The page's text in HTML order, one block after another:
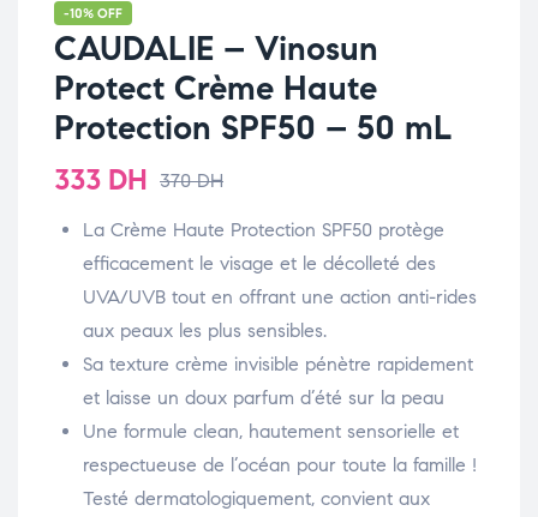
-10% OFF
CAUDALIE – Vinosun
Protect Crème Haute
Protection SPF50 – 50 mL
370DH
333 DH
La Crème Haute Protection SPF50 protège
efficacement le visage et le décolleté des
UVA/UVB tout en offrant une action anti-rides
aux peaux les plus sensibles.
Sa texture crème invisible pénètre rapidement
et laisse un doux parfum d’été sur la peau
Une formule clean, hautement sensorielle et
respectueuse de l’océan pour toute la famille !
Testé dermatologiquement, convient aux